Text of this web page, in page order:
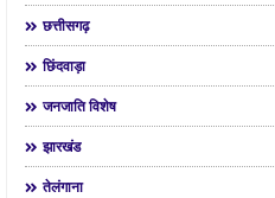
छत्तीसगढ़
छिंदवाड़ा
जनजाति विशेष
झारखंड
तेलंगाना